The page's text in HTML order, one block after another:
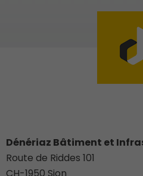
Dénériaz Bâtiment et
Route de Riddes 101
CH-1950 Sion